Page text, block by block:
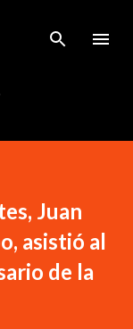
Juan
asistió al
de la